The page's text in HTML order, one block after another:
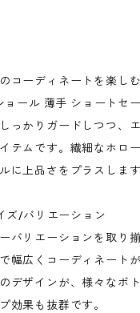
コーディネートを楽し
ール 薄手 ショートセ
っかりガードしつつ、
テムです。繊細なホロ
に上品さをプラスします
/バリエーション
バリエーションを取り
幅広くコーディネート
デザインが、様々なボ
効果も抜群です。